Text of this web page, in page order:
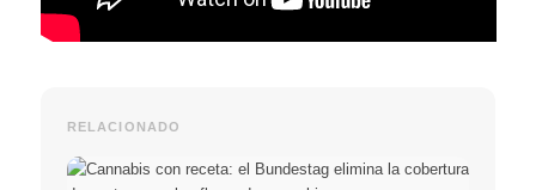
RELACIONADO